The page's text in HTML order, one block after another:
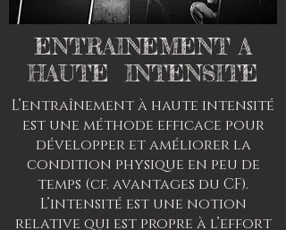
ENTRAINEMENT A
HAUTE INTENSITE
L’entraînement à haute intensité
est une méthode efficace pour
développer et améliorer la
condition physique en peu de
temps (cf. avantages du CF).
L’intensité est une notion
relative qui est propre à l’effort